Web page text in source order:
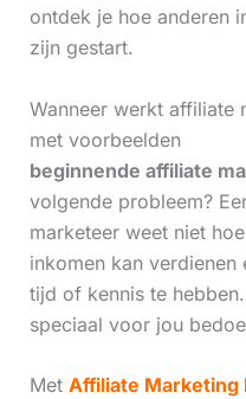
ontdek je hoe anderen
zijn gestart.
Wanneer werkt affiliate
met voorbeelden
beginnende affiliate
volgende probleem?
marketeer weet niet
inkomen kan
tijd of kennis te
speciaal voor jou
Met Affiliate Marketing